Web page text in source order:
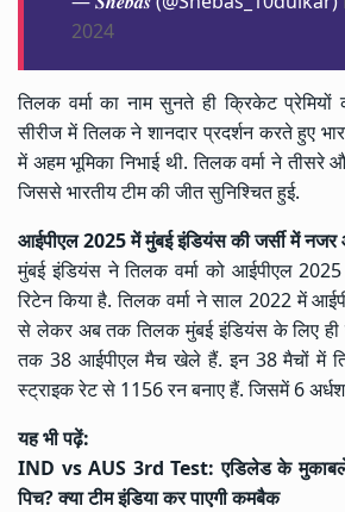
2024
तिलक वर्मा का नाम सुनते ही क्रिकेट प्रेमियों
सीरीज में तिलक ने शानदार प्रदर्शन करते हुए
में अहम भूमिका निभाई थी. तिलक वर्मा ने
जिससे भारतीय टीम की जीत सुनिश्चित हुई.
आईपीएल 2025 में मुंबई इंडियंस की जर्सी में नजर
मुंबई इंडियंस ने तिलक वर्मा को आईपीएल
रिटेन किया है. तिलक वर्मा ने साल 2022 में
से लेकर अब तक तिलक मुंबई इंडियंस के लिए ही
तक 38 आईपीएल मैच खेले हैं. इन 38 मैचों में
स्ट्राइक रेट से 1156 रन बनाए हैं. जिसमें 6
यह भी पढ़ें:
IND vs AUS 3rd Test: एडिलेड के मुकाबले
पिच? क्या टीम इंडिया कर पाएगी कमबैक